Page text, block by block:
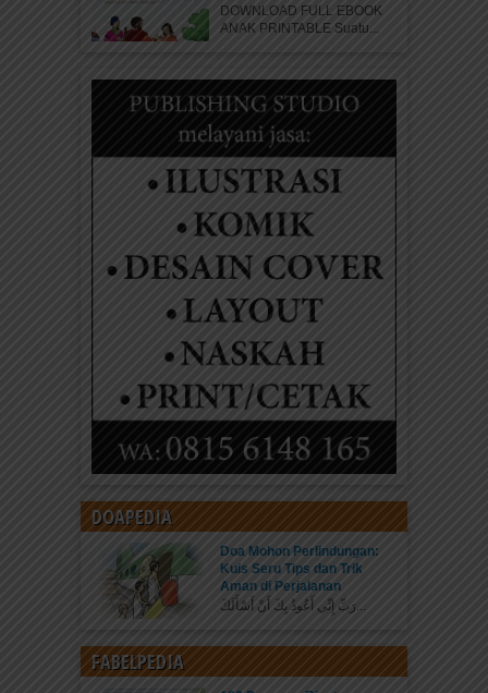
DOWNLOAD FULL EBOOK
ANAK PRINTABLE Suatu...
DOAPEDIA
Doa Mohon Perlindungan:
Kuis Seru Tips dan Trik
Aman di Perjalanan
FABELPEDIA